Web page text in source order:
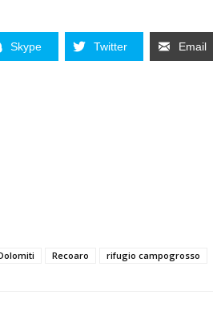
Skype Twitter Email
Recoaro rifugio campogrosso